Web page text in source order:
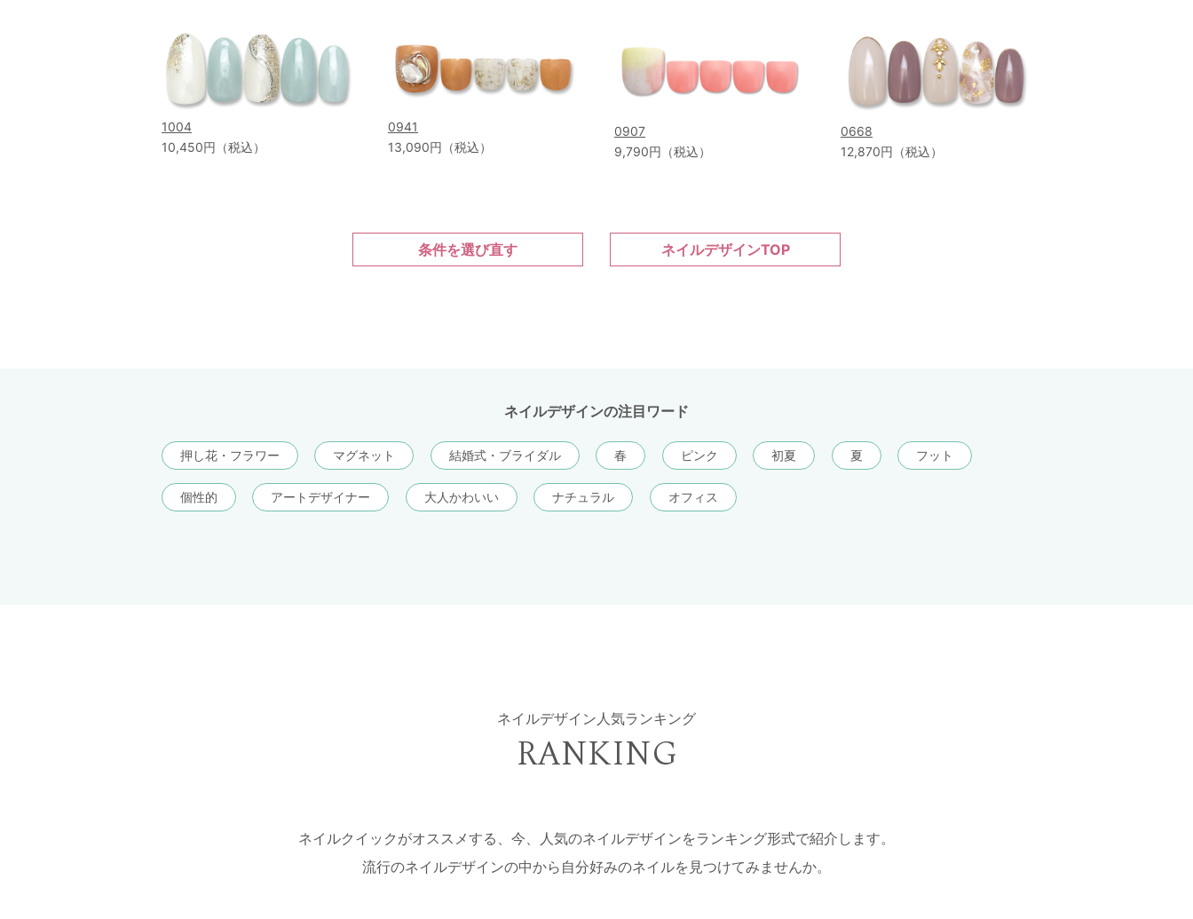
1004
10,450円（税込）
0941
13,090円（税込）
0907
9,790円（税込）
0668
12,870円（税込）
条件を選び直す ネイルデザインTOP
ネイルデザインの注目ワード
押し花・フラワー マグネット 結婚式・ブライダル 春 ピンク 初夏 夏 フット
個性的 アートデザイナー 大人かわいい ナチュラル オフィス
ネイルデザイン人気ランキング
RANKING
ネイルクイックがオススメする、今、人気のネイルデザインをランキング形式で紹介します。
流行のネイルデザインの中から自分好みのネイルを見つけてみませんか。